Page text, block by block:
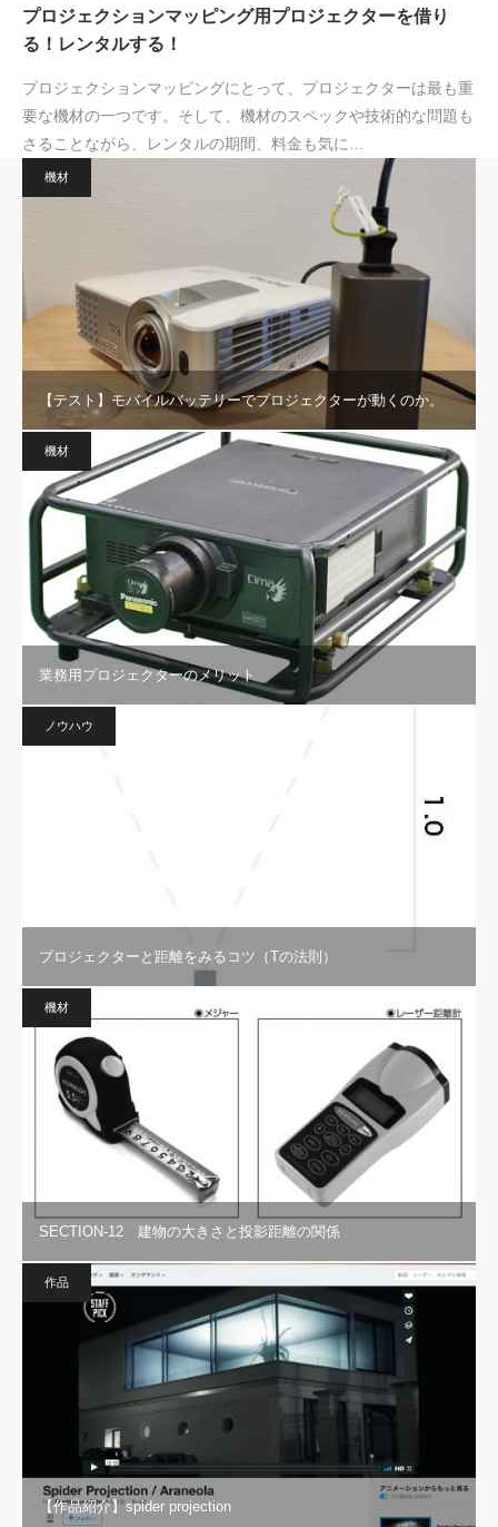
プロジェクションマッピング用プロジェクターを借り
る！レンタルする！
プロジェクションマッピングにとって、プロジェクターは最も重
要な機材の一つです。そして、機材のスペックや技術的な問題も
さることながら、レンタルの期間、料金も気に…
機材
【テスト】モバイルバッテリーでプロジェクターが動くのか。
機材
業務用プロジェクターのメリット
ノウハウ
プロジェクターと距離をみるコツ（Tの法則）
機材
SECTION-12 建物の大きさと投影距離の関係
作品
【作品紹介】spider projection